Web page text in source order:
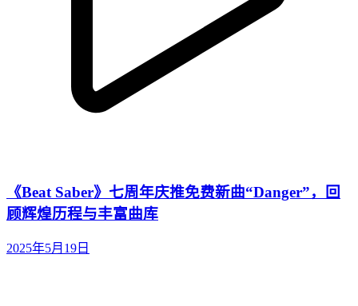
《Beat Saber》七周年庆推免费新曲“Danger”，回
顾辉煌历程与丰富曲库
2025年5月19日